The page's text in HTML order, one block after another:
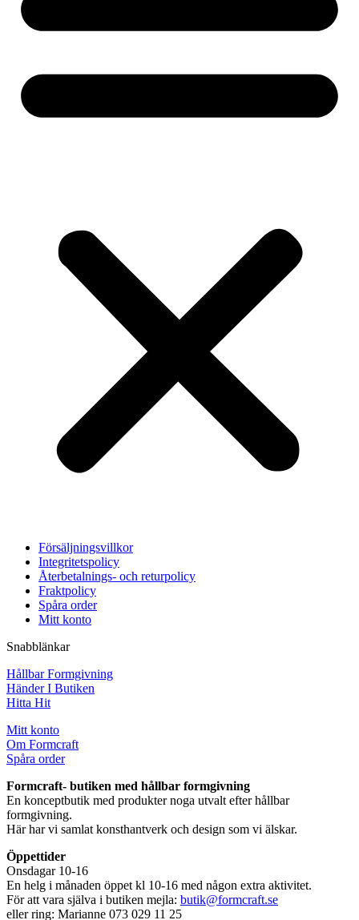
Försäljningsvillkor
Integritetspolicy
Återbetalnings- och returpolicy
Fraktpolicy
Spåra order
Mitt konto
Snabblänkar
Hållbar Formgivning
Händer I Butiken
Hitta Hit
Mitt konto
Om Formcraft
Spåra order
Formcraft- butiken med hållbar formgivning
En konceptbutik med produkter noga utvalt efter hållbar
formgivning.
Här har vi samlat konsthantverk och design som vi älskar.
Öppettider
Onsdagar 10-16
En helg i månaden öppet kl 10-16 med någon extra aktivitet.
För att vara själva i butiken mejla: butik@formcraft.se
eller ring: Marianne 073 029 11 25